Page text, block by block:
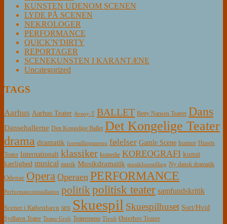
KUNSTEN UDENOM SCENEN
LYDE PÅ SCENEN
NEKROLOGER
PERFORMANCE
QUICK'N'DIRTY
REPORTAGER
SCENEKUNSTEN I KARANTÆNE
Uncategorized
TAGS
Aarhus Aarhus Teater Aveny-T BALLET Betty Nansen Teatret Dans
Dansehallerne Den Kongelige Ballet Det Kongelige Teater
drama dramatik forestillingsmenu følelser Gamle Scene humor Husets
Teater Internationalt klassiker komedie KOREOGRAFI kunst
kærlighed musical musik Musikdramatik musikforestilling Ny dansk dramatik
Odense Opera Operaen PERFORMANCE
Performanceinstallation politikpolitisk teater samfundskritik
Scener i København sex Skuespil Skuespilhuset Sort/Hvid
Sydhavn Teater Teater Grob Teatermenu Tivoli Østerbro Teater